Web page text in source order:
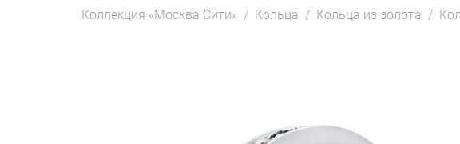
Коллекция «Москва Сити» / Кольца / Кольца из золота /